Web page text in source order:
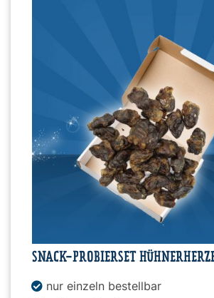
SNACK-PROBIERSET
nur einzeln bestellbar